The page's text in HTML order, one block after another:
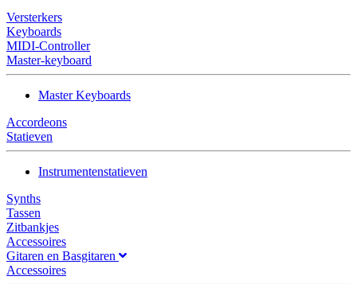
Versterkers
Keyboards
MIDI-Controller
Master-keyboard
Master Keyboards
Accordeons
Statieven
Instrumentenstatieven
Synths
Tassen
Zitbankjes
Accessoires
Gitaren en Basgitaren
Accessoires